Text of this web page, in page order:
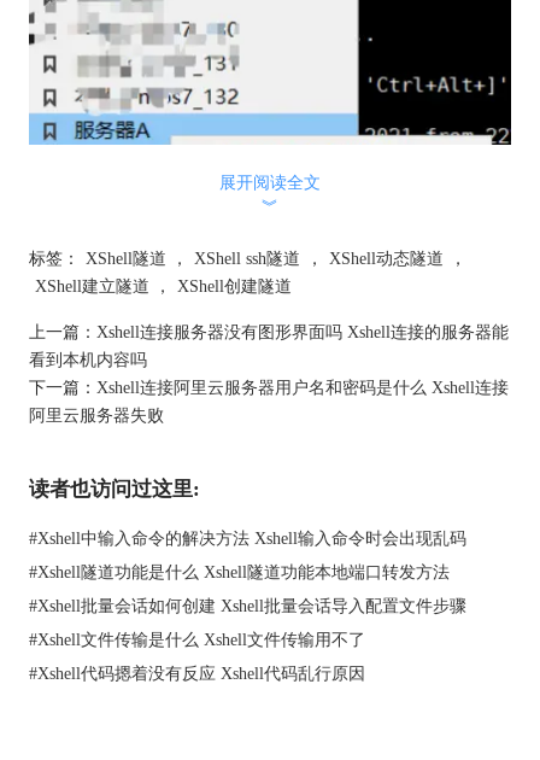
在会话设置里，找到“隧道”这个标签。就是在这里配置SSH隧道
哦。
展开阅读全文
︾
标签： XShell隧道 ， XShell ssh隧道 ， XShell动态隧道
，
XShell建立隧道
， XShell创建隧道
上一篇： Xshell连接服务器没有图形界面吗 Xshell连接的服务器能
看到本机内容吗
下一篇： Xshell连接阿里云服务器用户名和密码是什么 Xshell连接
阿里云服务器失败
读者也访问过这里:
#Xshell中输入命令的解决方法 Xshell输入命令时会出现乱码
#Xshell隧道功能是什么 Xshell隧道功能本地端口转发方法
#Xshell批量会话如何创建 Xshell批量会话导入配置文件步骤
#Xshell文件传输是什么 Xshell文件传输用不了
#Xshell代码摁着没有反应 Xshell代码乱行原因